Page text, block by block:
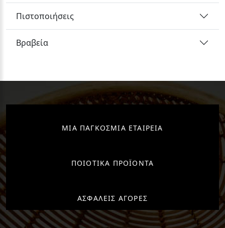
Πιστοποιήσεις
Βραβεία
ΜΙΑ ΠΑΓΚΟΣΜΙΑ ΕΤΑΙΡΕΙΑ
ΠΟΙΟΤΙΚΑ ΠΡΟΪΟΝΤΑ
ΑΣΦΑΛΕΙΣ ΑΓΟΡΕΣ